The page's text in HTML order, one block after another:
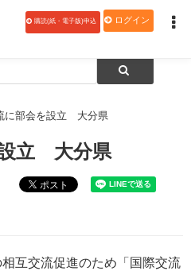
購読(紙・電子版)申込 ログイン
に部会を設立 大分県
設立 大分県
ポスト
互交流促進のため「国際交流